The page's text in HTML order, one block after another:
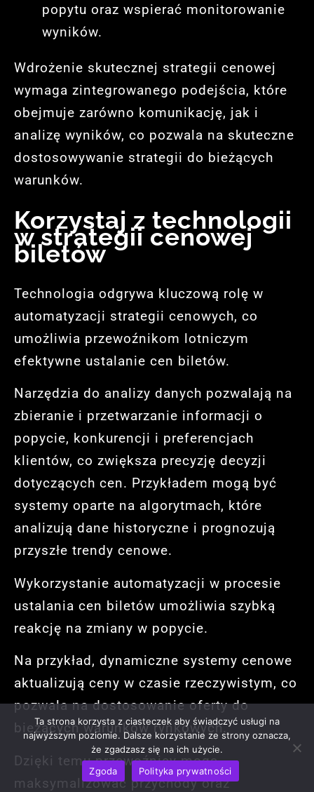
popytu oraz wspierać monitorowanie
wyników.
Wdrożenie skutecznej strategii cenowej
wymaga zintegrowanego podejścia, które
obejmuje zarówno komunikację, jak i
analizę wyników, co pozwala na skuteczne
dostosowywanie strategii do bieżących
warunków.
Korzystaj z technologii
w strategii cenowej
biletów
Technologia odgrywa kluczową rolę w
automatyzacji strategii cenowych, co
umożliwia przewoźnikom lotniczym
efektywne ustalanie cen biletów.
Narzędzia do analizy danych pozwalają na
zbieranie i przetwarzanie informacji o
popycie, konkurencji i preferencjach
klientów, co zwiększa precyzję decyzji
dotyczących cen. Przykładem mogą być
systemy oparte na algorytmach, które
analizują dane historyczne i prognozują
przyszłe trendy cenowe.
Wykorzystanie automatyzacji w procesie
ustalania cen biletów umożliwia szybką
reakcję na zmiany w popycie.
Na przykład, dynamiczne systemy cenowe
aktualizują ceny w czasie rzeczywistym, co
pozwala na dostosowanie oferty do
bieżących warunków rynkowych.
Dzięki temu przewoźnicy mogą
maksymalizować przychody oraz
Ta strona korzysta z ciasteczek aby świadczyć usługi na
najwyższym poziomie. Dalsze korzystanie ze strony oznacza,
że zgadzasz się na ich użycie.
Zgoda
Polityka prywatności